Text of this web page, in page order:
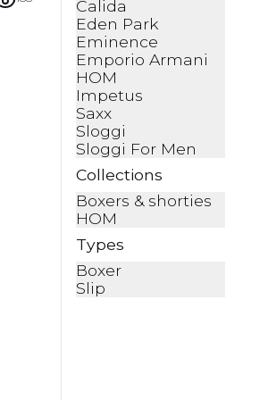
Calida
Eden Park
Eminence
Emporio Armani
HOM
Impetus
Saxx
Sloggi
Sloggi For Men
Collections
Boxers & shorties
HOM
Types
Boxer
Slip